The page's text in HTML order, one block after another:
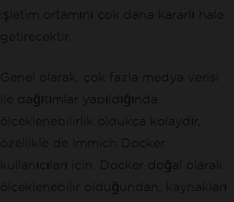
işletim ortamını çok daha kararlı hale
getirecektir.
Genel olarak, çok fazla medya verisi
ile dağıtımlar yapıldığında
ölçeklenebilirlik oldukça kolaydır,
özellikle de Immich Docker
kullanıcıları için. Docker doğal olarak
ölçeklenebilir olduğundan, kaynakları